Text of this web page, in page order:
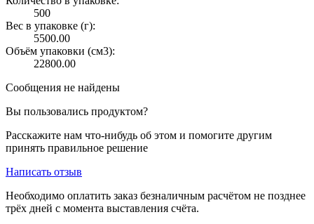
500
Вес в упаковке (г):
5500.00
Объём упаковки (см3):
22800.00
Сообщения не найдены
Вы пользовались продуктом?
Расскажите нам что-нибудь об этом и помогите другим
принять правильное решение
Написать отзыв
Необходимо оплатить заказ безналичным расчётом не позднее
трёх дней с момента выставления счёта.